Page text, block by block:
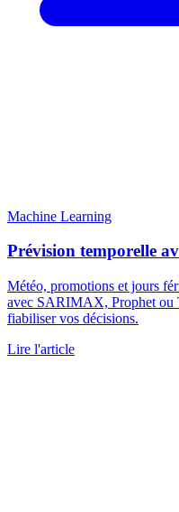
Machine Learning
Prévision temporelle
Météo, promotions et jours
avec SARIMAX, Prophet ou
fiabiliser vos décisions.
Lire l'article